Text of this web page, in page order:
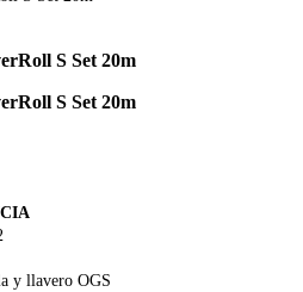
S Set 20m
S Set 20m